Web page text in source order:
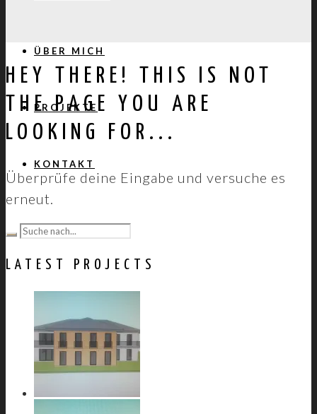
ÜBER MICH
PROJEKTE
KONTAKT
HEY THERE! THIS IS NOT
THE PAGE YOU ARE
LOOKING FOR...
Überprüfe deine Eingabe und versuche es
erneut.
LATEST PROJECTS